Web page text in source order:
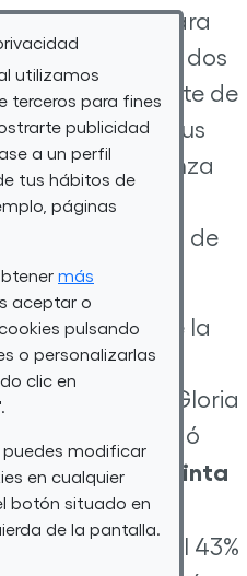
utilizamos
terceros para fines
publicidad
a un perfil
tus hábitos de
páginas
más
aceptar o
pulsando
o personalizarlas
clic en
puedes modificar
en cualquier
botón situado en
de la pantalla.
por voz para
visual. Los dos
la representante de
aprovechó sus
valor” la alianza
Digital y su
a la formación de
se habló de la
las TIC en el
En concreto, Gloria
recordó
web “fue la quinta
en España
reseñó que “el 43%